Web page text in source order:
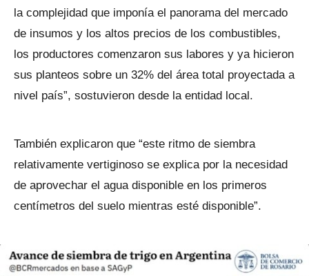
la complejidad que imponía el panorama del mercado
de insumos y los altos precios de los combustibles,
los productores comenzaron sus labores y ya hicieron
sus planteos sobre un 32% del área total proyectada a
nivel país”, sostuvieron desde la entidad local.
También explicaron que “este ritmo de siembra
relativamente vertiginoso se explica por la necesidad
de aprovechar el agua disponible en los primeros
centímetros del suelo mientras esté disponible”.